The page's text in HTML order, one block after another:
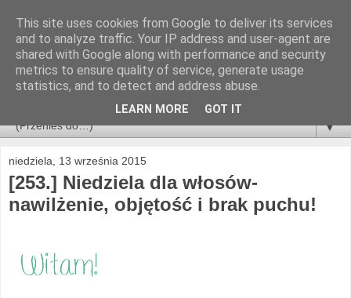
▼
niedziela, 13 września 2015
[253.] Niedziela dla włosów-
nawilżenie, objętość i brak puchu!
This site uses cookies from Google to deliver its services
and to analyze traffic. Your IP address and user-agent are
shared with Google along with performance and security
metrics to ensure quality of service, generate usage
statistics, and to detect and address abuse.
LEARN MORE GOT IT